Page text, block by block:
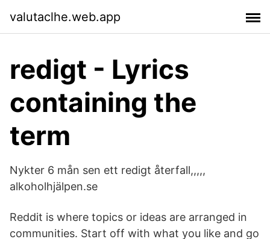
valutaclhe.web.app
redigt - Lyrics
containing the
term
Nykter 6 mån sen ett redigt återfall,,,,,
alkoholhjälpen.se
Reddit is where topics or ideas are arranged in
communities. Start off with what you like and go